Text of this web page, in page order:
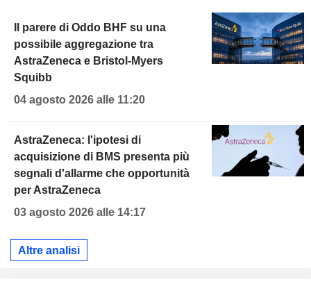
Il parere di Oddo BHF su una
possibile aggregazione tra
AstraZeneca e Bristol-Myers
Squibb
04 agosto 2026 alle 11:20
AstraZeneca: l'ipotesi di
acquisizione di BMS presenta più
segnali d'allarme che opportunità
per AstraZeneca
03 agosto 2026 alle 14:17
Altre analisi